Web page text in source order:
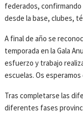
federados, confirmando
desde la base, clubes,
A final de año se
temporada en la Gala
esfuerzo y trabajo
escuelas. Os
Tras completarse las
diferentes fases